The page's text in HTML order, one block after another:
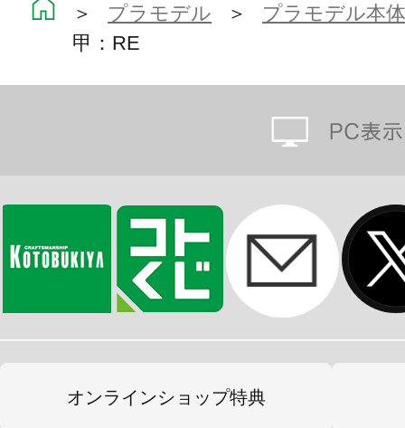
＞ プラモデル ＞ プラモデル本体
甲：RE
オンラインショップ特典